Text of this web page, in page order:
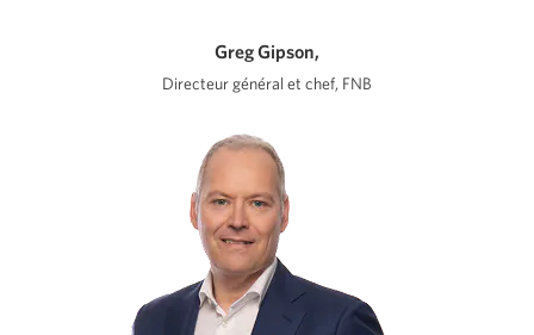
Greg Gipson,
Directeur général et chef, FNB